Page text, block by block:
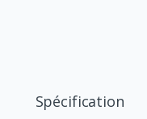
Spécification